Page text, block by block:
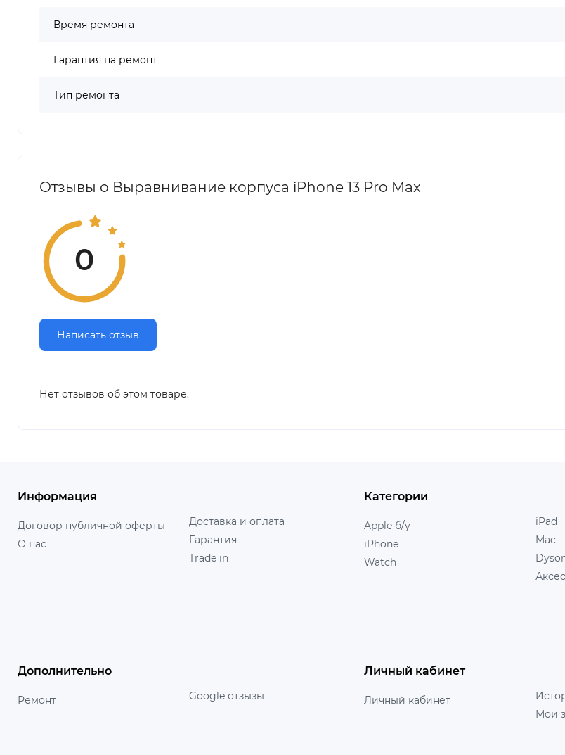
Время ремонта
Гарантия на ремонт
Тип ремонта
Отзывы о Выравнивание корпуса iPhone 13 Pro Max
0
Написать отзыв
Нет отзывов об этом товаре.
Информация
Договор публичной оферты
О нас
Доставка и оплата
Гарантия
Trade in
Категории
Apple б/у
iPhone
Watch
iPad
Mac
Дополнительно
Ремонт Google отзызы
Личный кабинет
Личный кабинет
Мои